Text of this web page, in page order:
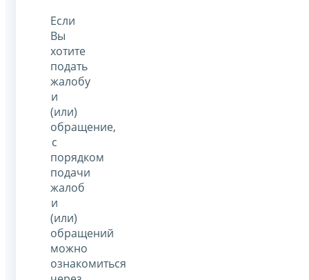
Если
Вы
хотите
подать
жалобу
и
(или)
обращение,
с
порядком
подачи
жалоб
и
(или)
обращений
можно
ознакомиться